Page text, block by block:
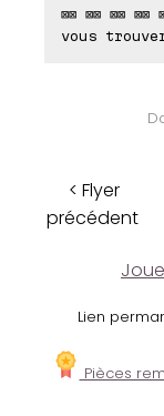
⊠⊠ ⊠⊠ ⊠⊠ ⊠⊠
vous
< Flyer
précédent
Lien
Pièces